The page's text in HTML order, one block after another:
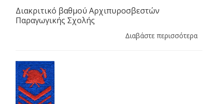
Διακριτικό βαθμού Αρχιπυροσβεστών
Παραγωγικής Σχολής
Διαβάστε περισσότερα